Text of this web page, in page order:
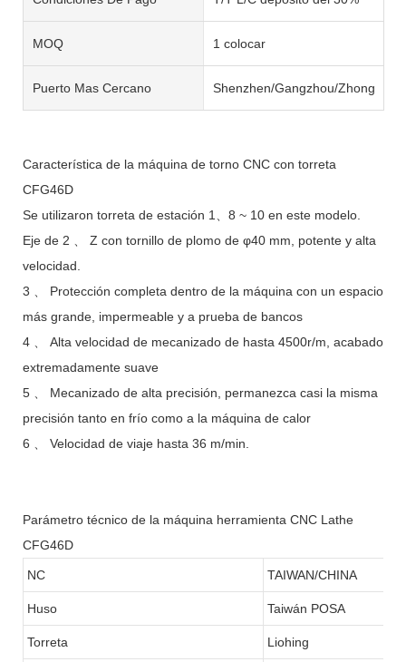
MOQ 1 colocar
Puerto Mas Cercano Shenzhen/Gangzhou/Zhongshan
Característica de la máquina de torno CNC con torreta
CFG46D
Se utilizaron torreta de estación 1、8 ~ 10 en este modelo.
Eje de 2 、 Z con tornillo de plomo de φ40 mm, potente y alta
velocidad.
3 、 Protección completa dentro de la máquina con un espacio
más grande, impermeable y a prueba de bancos
4 、 Alta velocidad de mecanizado de hasta 4500r/m, acabado
extremadamente suave
5 、 Mecanizado de alta precisión, permanezca casi la misma
precisión tanto en frío como a la máquina de calor
6 、 Velocidad de viaje hasta 36 m/min.
Parámetro técnico de la máquina herramienta CNC Lathe
CFG46D
NC TAIWAN/CHINA
Huso Taiwán POSA
Torreta Liohing